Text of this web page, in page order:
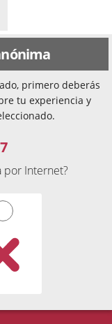
primero deberás
tu experiencia y
por Internet?